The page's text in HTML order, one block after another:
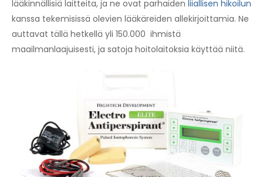
lääkinnällisiä laitteita, ja ne ovat parhaiden liiallisen hikoilun
kanssa tekemisissä olevien lääkäreiden allekirjoittamia. Ne
auttavat tällä hetkellä yli 150.000 ihmistä
maailmanlaajuisesti, ja satoja hoitolaitoksia käyttää niitä.